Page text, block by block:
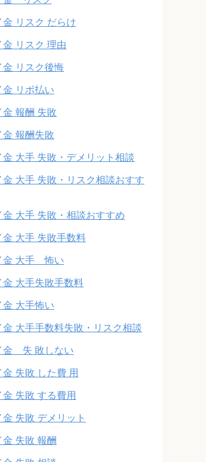
金 リスク だらけ
金 リスク 理由
金 リスク後悔
金 リボ払い
金 報酬 失敗
金 報酬失敗
金 大手 失敗・デメリット相談
金 大手 失敗・リスク相談おすす
金 大手 失敗・相談おすすめ
金 大手 失敗手数料
金 大手 怖い
金 大手失敗手数料
金 大手怖い
金 大手手数料失敗・リスク相談
金 失 敗しない
失敗 した費 用
失敗 する費用
失敗 デメリット
失敗 報酬